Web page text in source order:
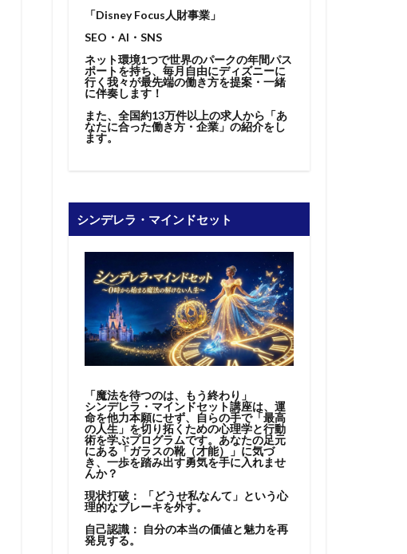
「Disney Focus人財事業」
SEO・AI・SNS
ネット環境1つで世界のパークの年間パス
ポートを持ち、毎月自由にディズニーに
行く我々が最先端の働き方を提案・一緒
に伴奏します！
また、全国約13万件以上の求人から「あ
なたに合った働き方・企業」の紹介をし
ます。
シンデレラ・マインドセット
「魔法を待つのは、もう終わり」
シンデレラ・マインドセット講座は、運
命を他力本願にせず、自らの手で「最高
の人生」を切り拓くための心理学と行動
術を学ぶプログラムです。あなたの足元
にある「ガラスの靴（才能）」に気づ
き、一歩を踏み出す勇気を手に入れませ
んか？
現状打破：
「どうせ私なんて」という心
理的なブレーキを外す。
自己認識： 自分の本当の価値と魅力を再
発見する。